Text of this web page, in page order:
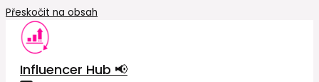
Přeskočit na obsah
Influencer Hub 📢